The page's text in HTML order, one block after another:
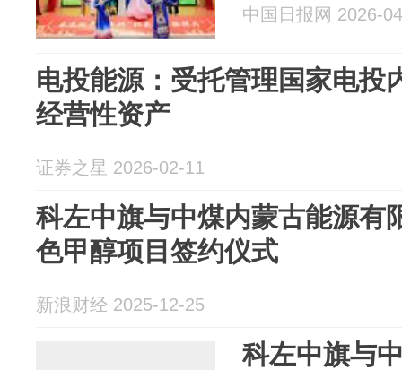
中国日报网 2026-
电投能源：受托管理国家电投
经营性资产
证券之星 2026-02-11
科左中旗与中煤内蒙古能源有
色甲醇项目签约仪式
新浪财经 2025-12-25
科左中旗与